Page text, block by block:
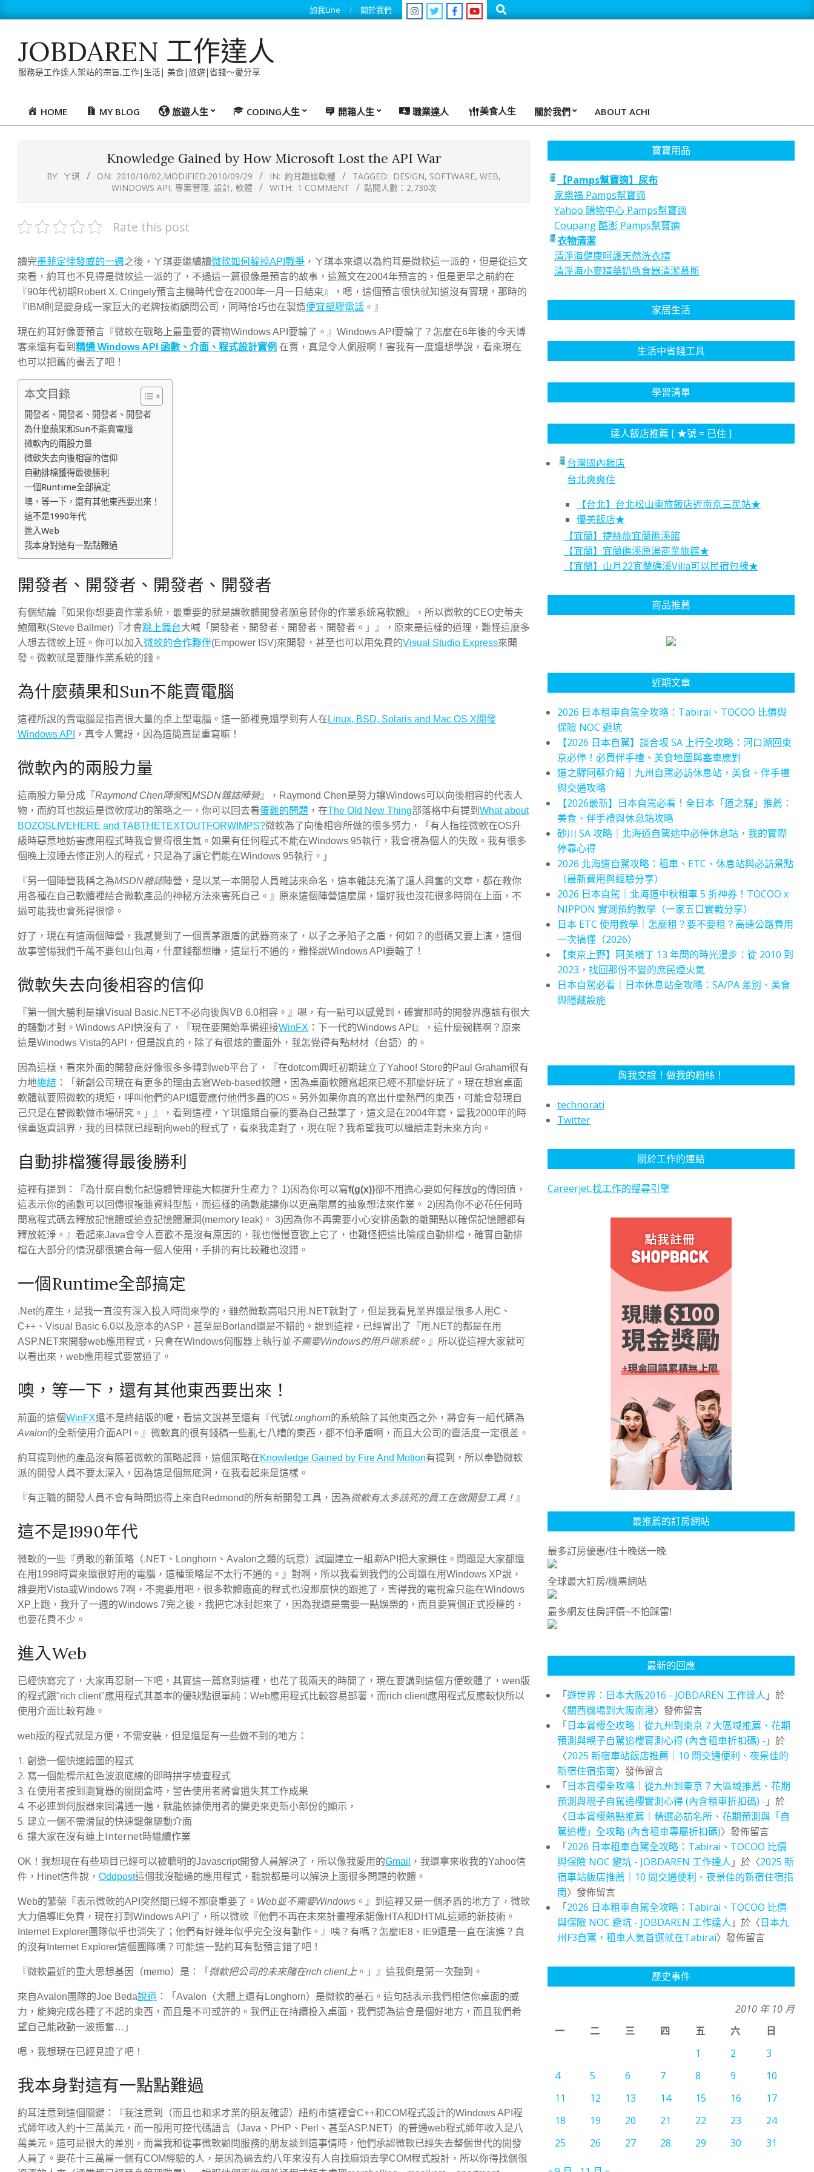
to
加我Line 關於我們 Search
JOBDAREN 工作達人
服務是工作達人架站的宗旨,工作|生活| 美食|旅遊|省錢～愛分享
PrimaryHOME MY BLOG 旅遊人生 CODING人生 開箱人生 職業達人 美食人生 關於我們 ABOUT ACHI
Knowledge Gained by How Microsoft Lost the API War
BY: ㄚ琪 ON: 2010/10/02,MODIFIED:2010/09/29 IN: 約耳趣談軟體 TAGGED: DESIGN, SOFTWARE, WEB,
WINDOWS API, 專案管理, 設計, 軟體 WITH: 1 COMMENT 點閱人數：2,730次
Rate this post
讀完墨菲定律發威的一週之後，ㄚ琪要繼續讀微軟如何輸掉API戰爭 ，ㄚ琪本來還以為約耳是微軟這一派的，但是從這文
來看，約耳也不見得是微軟這一派的了，不過這一篇很像是預言的故事，這篇文在2004年預言的，但是更早之前約在
『90年代初期Robert X. Cringely預言主機時代會在2000年一月一日結束』，嗯，這個預言很快就知道沒有實現，那時的
『IBM則是變身成一家巨大的老牌技術顧問公司，同時恰巧也在製造便宜塑膠電話 。』
現在約耳好像要預言『微軟在戰略上最重要的寶物Windows API要輸了。』Windows API要輸了？怎麼在6年後的今天博
客來還有看到 精通 Windows API 函數、介面、程式設計實例 在賣，真是令人佩服啊！害我有一度還想學說，看來現在
也可以把舊的書丟了吧！
本文目錄
開發者、開發者、開發者、開發者
為什麼蘋果和Sun不能賣電腦
微軟內的兩股力量
微軟失去向後相容的信仰
自動排檔獲得最後勝利
一個Runtime全部搞定
噢，等一下，還有其他東西要出來！
這不是1990年代
進入Web
我本身對這有一點點難過
開發者、開發者、開發者、開發者
有個結論『如果你想要賣作業系統，最重要的就是讓軟體開發者願意替你的作業系統寫軟體』，所以微軟的CEO史蒂夫
鮑爾默(Steve Ballmer)『才會跳上舞台大喊「開發者、開發者、開發者、開發者。」』，原來是這樣的道理，難怪這麼多
人想去微軟上班。你可以加入微軟的合作夥伴(Empower ISV)來開發，甚至也可以用免費的Visual Studio Express來開
發。微軟就是要賺作業系統的錢。
為什麼蘋果和Sun不能賣電腦
這裡所說的賣電腦是指賣很大量的桌上型電腦。這一節裡竟還學到有人在 Linux, BSD, Solaris and Mac OS X開發
Windows API
，真令人驚訝，因為這簡直是重寫嘛！
微軟內的兩股力量
這兩股力量分成『Raymond Chen陣營和MSDN雜誌陣營』，Raymond Chen是努力讓Windows可以向後相容的代表人
物，而約耳也說這是微軟成功的策略之一，你可以回去看蛋雞的問題 ，在The Old New Thing部落格中有提到 What about
BOZOSLIVEHERE and TABTHETEXTOUTFORWIMPS?微軟為了向後相容所做的很多努力，「有人指控微軟在OS升
級時惡意地妨害應用程式時我會覺得很生氣。如果有任何程式不能在Windows 95執行，我會視為個人的失敗。我有很多
個晚上沒睡去修正別人的程式，只是為了讓它們能在Windows 95執行。」
『另一個陣營我稱之為MSDN雜誌陣營，是以某一本開發人員雜誌來命名，這本雜誌充滿了讓人興奮的文章，都在教你
用各種在自己軟體裡結合微軟產品的神秘方法來害死自己。』原來這個陣營這麼屎，還好我也沒花很多時間在上面，不
過可能我也會死得很慘。
好了，現在有這兩個陣營，我感覺到了一個賣茅跟盾的武器商來了，以子之矛陷子之盾，何如？的戲碼又要上演，這個
故事警惕我們千萬不要包山包海，什麼錢都想賺，這是行不通的，難怪說Windows API要輸了！
微軟失去向後相容的信仰
『第一個大勝利是讓Visual Basic.NET不必向後與VB 6.0相容。』嗯，有一點可以感覺到，確實那時的開發界應該有很大
的騷動才對。Windows API快沒有了，『現在要開始準備迎接WinFX ：下一代的Windows API』，這什麼碗糕啊？原來
這是Winodws Vista的API，但是說真的，除了有很炫的畫面外，我怎覺得有點材材（台語）的。
因為這樣，看來外面的開發商好像很多多轉到web平台了，『在dotcom興旺初期建立了Yahoo! Store的Paul Graham很有
力地總結 ：「新創公司現在有更多的理由去寫Web-based軟體，因為桌面軟體寫起來已經不那麼好玩了。現在想寫桌面
軟體就要照微軟的規矩，呼叫他們的API還要應付他們多蟲的OS。另外如果你真的寫出什麼熱門的東西，可能會發現自
己只是在替微軟做市場研究。」』，看到這裡，ㄚ琪還頗自豪的要為自己鼓掌了，這文是在2004年寫，當我2000年的時
候重返資訊界，我的目標就已經朝向web的程式了，看來我走對了，現在呢？我希望我可以繼續走對未來方向。
自動排檔獲得最後勝利
這裡有提到：『為什麼自動化記憶體管理能大幅提升生產力？ 1)因為你可以寫f(g(x))卻不用擔心要如何釋放g的傳回值，
這表示你的函數可以回傳很複雜資料型態，而這樣的函數能讓你以更高階層的抽象想法來作業。 2)因為你不必花任何時
間寫程式碼去釋放記憶體或追查記憶體漏洞(memory leak)。 3)因為你不再需要小心安排函數的離開點以確保記憶體都有
釋放乾淨。』看起來Java會令人喜歡不是沒有原因的，我也慢慢喜歡上它了，也難怪把這比喻成自動排檔，確實自動排
檔在大部分的情況都很適合每一個人使用，手排的有比較難也沒錯。
一個Runtime全部搞定
.Net的產生，是我一直沒有深入投入時間來學的，雖然微軟高唱只用.NET就對了，但是我看見業界還是很多人用C、
C++、Visual Basic 6.0以及原本的ASP，甚至是Borland還是不錯的。說到這裡，已經冒出了『用.NET的都是在用
ASP.NET來開發web應用程式，只會在Windows伺服器上執行並不需要Windows的用戶端系統。』所以從這裡大家就可
以看出來，web應用程式要當道了。
噢，等一下，還有其他東西要出來！
前面的這個WinFX還不是終結版的喔，看這文說甚至還有『代號Longhorn的系統除了其他東西之外，將會有一組代碼為
Avalon的全新使用介面API。』微軟真的很有錢稿一些亂七八糟的東西，都不怕矛盾啊，而且大公司的靈活度一定很差。
約耳提到他的產品沒有隨著微軟的策略起舞，這個策略在Knowledge Gained by Fire And Motion有提到，所以奉勸微軟
派的開發人員不要太深入，因為這是個無底洞，在我看起來是這樣。
『有正職的開發人員不會有時間追得上來自Redmond的所有新開發工具，因為微軟有太多該死的員工在做開發工具！ 』
這不是1990年代
微軟的一些『勇敢的新策略（.NET、Longhorn、Avalon之類的玩意）試圖建立一組 新API把大家鎖住。問題是大家都還
在用1998時買來還很好用的電腦，這種策略是不太行不通的。』對啊，所以我看到我們的公司還在用Windows XP說，
誰要用Vista或Windows 7啊，不需要用吧，很多軟體廠商的程式也沒那麼快的跟進了，害得我的電視盒只能在Windows
XP上跑，我升了一週的Windows 7完之後，我把它冰封起來了，因為我還是需要一點娛樂的，而且要買個正式授權的，
也要花費不少。
進入Web
已經快寫完了，大家再忍耐一下吧，其實這一篇寫到這裡，也花了我兩天的時間了，現在要講到這個方便軟體了，wen版
的程式跟"rich client"應用程式其基本的優缺點很單純：Web應用程式比較容易部署，而rich client應用程式反應較快所以
使用介面比較有趣。
web版的程式就是方便，不需安裝，但是還是有一些做不到的地方：
創造一個快速繪圖的程式
寫一個能標示紅色波浪底線的即時拼字檢查程式
在使用者按到瀏覽器的關閉盒時，警告使用者將會遺失其工作成果
不必連到伺服器來回溝通一遍，就能依據使用者的變更來更新小部份的顯示，
建立一個不需滑鼠的快速鍵盤驅動介面
讓大家在沒有連上Internet時繼續作業
OK！我想現在有些項目已經可以被聰明的Javascript開發人員解決了，所以像我愛用的Gmail
，我還拿來收我的Yahoo信
件，Hinet信件說， Oddpost這個我沒聽過的應用程式，聽說都是可以解決上面很多問題的軟體。
Web的繁榮『表示微軟的API突然間已經不那麼重要了。 Web並不需要Windows 。』到這裡又是一個矛盾的地方了，微軟
大力倡導IE免費，現在打到Windows API了，所以微軟『他們不再在未來計畫裡承諾像HTA和DHTML這類的新技術。
Internet Explorer團隊似乎也消失了；他們有好幾年似乎完全沒有動作。』咦？有嗎？怎麼IE8、IE9還是一直在演進？真
的沒有Internet Explorer這個團隊嗎？可能這一點約耳有點預言錯了吧！
『微軟最近的重大思想基因（memo）是：「 微軟把公司的未來賭在rich client上 。」』這我倒是第一次聽到。
來自Avalon團隊的Joe Beda說道 ：「Avalon（大體上還有Longhorn）是微軟的基石。這句話表示我們相信你桌面的威
力，能夠完成各種了不起的東西，而且是不可或許的。我們正在持續投入桌面，我們認為這會是個好地方，而且我們希
望自己能啟動一波振奮…」
嗯，我想現在已經見證了吧！
我本身對這有一點點難過
約耳注意到這個關鍵：『我注意到（而且也和求才業的朋友確認）紐約市這裡會C++和COM程式設計的Windows API程
式師年收入約十三萬美元，而一般用可控代碼語言（Java、PHP、Perl、甚至ASP.NET）的普通web程式師年收入是八
萬美元。這可是很大的差別，而當我和從事微軟顧問服務的朋友談到這事情時，他們承認微軟已經失去整個世代的開發
人員了。要花十三萬雇一個有COM經驗的人，是因為過去約八年來沒有人自找麻煩去學COM程式設計，所以你得找個很
寶寶用品
【Pamps幫寶適】尿布
家樂福 Pamps幫寶適
Yahoo 購物中心 Pamps幫寶適
Coupang 酷澎 Pamps幫寶適
衣物清潔
清淨海健康呵護天然洗衣精
清淨海小麥精華奶瓶食器清潔慕斯
家居生活
生活中省錢工具
學習清單
達人飯店推薦 [ ★號 = 已住 ]
台灣國內飯店
台北爽爽住
【台北】台北松山東旅飯店近南京三民站★
優美飯店★
【宜蘭】捷絲旅宜蘭礁溪館
【宜蘭】宜蘭礁溪原湯商業旅館★
【宜蘭】山月22宜蘭礁溪Villa可以民宿包棟★
商品推薦
近期文章
2026 日本租車自駕全攻略：Tabirai、TOCOO 比價與
保險 NOC 避坑
【2026 日本自駕】談合坂 SA 上行全攻略：河口湖回東
京必停！必買伴手禮、美食地圖與塞車應對
道之驛阿蘇介紹｜九州自駕必訪休息站，美食、伴手禮
與交通攻略
【2026最新】日本自駕必看！全日本「道之驛」推薦：
美食、伴手禮與休息站攻略
砂川 SA 攻略｜北海道自駕途中必停休息站，我的實際
停靠心得
2026 北海道自駕攻略：租車、ETC、休息站與必訪景點
（最新費用與經驗分享）
2026 日本自駕｜北海道中秋租車 5 折神券！TOCOO x
NIPPON 實測預約教學（一家五口實戰分享）
日本 ETC 使用教學｜怎麼租？要不要租？高速公路費用
一次搞懂（2026）
【東京上野】阿美橫丁 13 年間的時光漫步：從 2010 到
2023，找回那份不變的庶民煙火氣
日本自駕必看｜日本休息站全攻略：SA/PA 差別、美食
與隱藏設施
與我交誼！做我的粉絲！
technorati
Twitter
關於工作的連結
Careerjet,找工作的搜尋引擎
最推薦的訂房網站
最多訂房優惠/住十晚送一晚
全球最大訂房/機票網站
最多網友住房評價~不怕踩雷!
最新的回應
「遊世界：日本大阪2016 - JOBDAREN 工作達人 」於
〈關西機場到大阪南港〉發佈留言
「日本賞櫻全攻略｜從九州到東京 7 大區域推薦、花期
預測與親子自駕追櫻實測心得 (內含租車折扣碼) - 」於
〈2025 新宿車站飯店推薦｜10 間交通便利、夜景佳的
新宿住宿指南〉發佈留言
「日本賞櫻全攻略｜從九州到東京 7 大區域推薦、花期
預測與親子自駕追櫻實測心得 (內含租車折扣碼) - 」於
〈日本賞櫻熱點推薦｜精選必訪名所、花期預測與「自
駕追櫻」全攻略 (內含租車專屬折扣碼)〉發佈留言
「2026 日本租車自駕全攻略：Tabirai、TOCOO 比價
與保險 NOC 避坑 - JOBDAREN 工作達人 」於〈2025 新
宿車站飯店推薦｜10 間交通便利、夜景佳的新宿住宿指
南〉發佈留言
「2026 日本租車自駕全攻略：Tabirai、TOCOO 比價
與保險 NOC 避坑 - JOBDAREN 工作達人 」於〈日本九
州F3自駕，租車人氣首選就在Tabirai〉發佈留言
歷史事件
2010 年 10 月
一
二 三 四 五 六
日
1
2
3
4
5 6 7 8 9
10
11
12 13 14 15 16
17
18
19 20 21 22 23
24
25
26 27 28 29 30 31